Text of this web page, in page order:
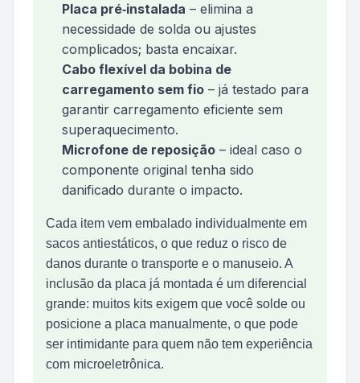
Placa pré‑instalada – elimina a
necessidade de solda ou ajustes
complicados; basta encaixar.
Cabo flexível da bobina de
carregamento sem fio – já testado para
garantir carregamento eficiente sem
superaquecimento.
Microfone de reposição – ideal caso o
componente original tenha sido
danificado durante o impacto.
Cada item vem embalado individualmente em
sacos antiestáticos, o que reduz o risco de
danos durante o transporte e o manuseio. A
inclusão da placa já montada é um diferencial
grande: muitos kits exigem que você solde ou
posicione a placa manualmente, o que pode
ser intimidante para quem não tem experiência
com microeletrônica.